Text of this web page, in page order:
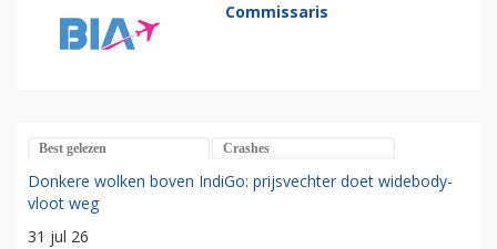
Commissaris
Best gelezen Crashes
Donkere wolken boven IndiGo: prijsvechter doet widebody-
vloot weg
31 jul 26